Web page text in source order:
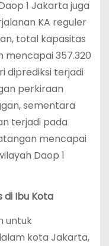
1 Jakarta juga
KA reguler
total kapasitas
mencapai 357.320
diprediksi terjadi
perkiraan
sementara
terjadi pada
mencapai
Daop 1
di Ibu Kota
untuk
kota Jakarta,